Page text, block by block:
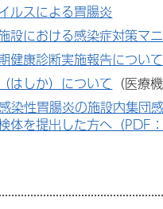
ルスによる胃腸炎
設における感染症対策マ
健康診断実施報告について
はしか）について （医療
染性胃腸炎の施設内集団
体を提出した方へ（PDF